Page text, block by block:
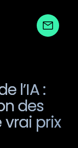
l’IA :
des
vrai prix